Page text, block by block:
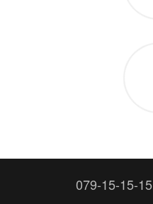
079-15-15-15